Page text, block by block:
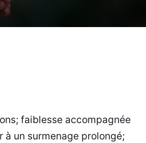
faiblesse accompagnée
un surmenage prolongé;